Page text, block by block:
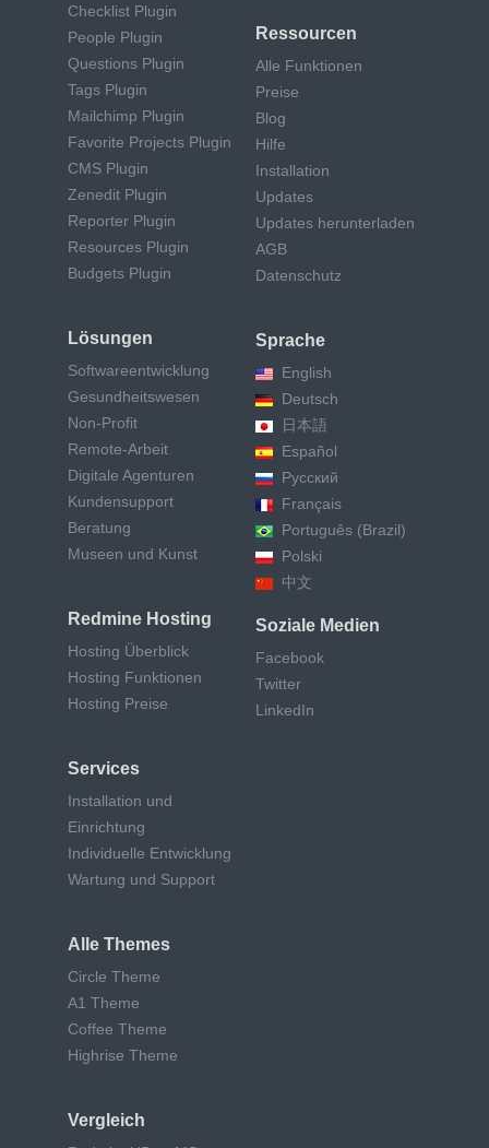
Checklist Plugin
People Plugin
Questions Plugin
Tags Plugin
Mailchimp Plugin
Favorite Projects Plugin
CMS Plugin
Zenedit Plugin
Reporter Plugin
Resources Plugin
Budgets Plugin
Lösungen
Softwareentwicklung
Gesundheitswesen
Non-Profit
Remote-Arbeit
Digitale Agenturen
Kundensupport
Beratung
Museen und Kunst
Redmine Hosting
Hosting Überblick
Hosting Funktionen
Hosting Preise
Services
Installation und
Einrichtung
Individuelle Entwicklung
Wartung und Support
Alle Themes
Circle Theme
A1 Theme
Coffee Theme
Highrise Theme
Vergleich
Ressourcen
Alle Funktionen
Preise
Blog
Hilfe
Installation
Updates
Updates herunterladen
AGB
Datenschutz
Sprache
English
Deutsch
日本語
Español
Русский
Français
Português (Brazil)
Polski
中文
Soziale Medien
Facebook
Twitter
LinkedIn